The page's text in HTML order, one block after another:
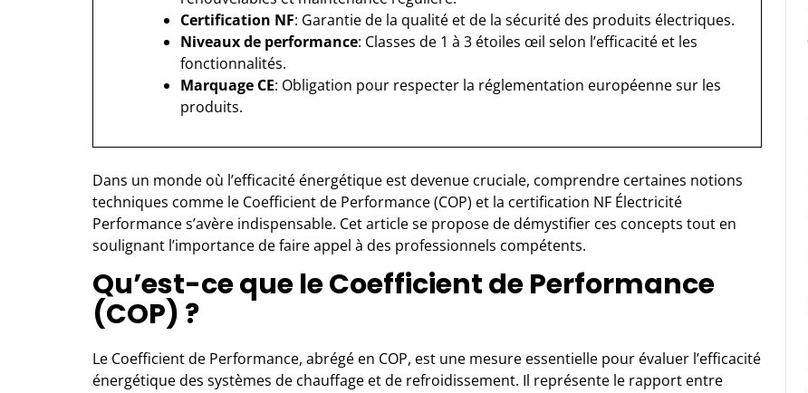
Certification NF: Garantie de la qualité et de la sécurité des produits électriques.
Niveaux de performance: Classes de 1 à 3 étoiles œil selon l’efficacité et les
fonctionnalités.
Marquage CE: Obligation pour respecter la réglementation européenne sur les
produits.
Dans un monde où l’efficacité énergétique est devenue cruciale, comprendre certaines notions
techniques comme le Coefficient de Performance (COP) et la certification NF Électricité
Performance s’avère indispensable. Cet article se propose de démystifier ces concepts tout en
soulignant l’importance de faire appel à des professionnels compétents.
Qu’est-ce que le Coefficient de Performance
(COP) ?
Le Coefficient de Performance, abrégé en COP, est une mesure essentielle pour évaluer l’efficacité
énergétique des systèmes de chauffage et de refroidissement. Il représente le rapport entre